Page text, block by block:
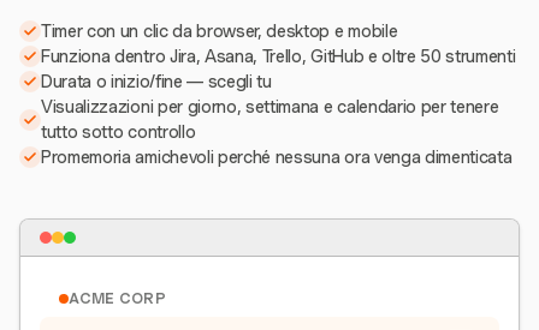
Timer con un clic da browser, desktop e mobile
Funziona dentro Jira, Asana, Trello, GitHub e oltre 50 strumenti
Durata o inizio/fine — scegli tu
Visualizzazioni per giorno, settimana e calendario per tenere
tutto sotto controllo
Promemoria amichevoli perché nessuna ora venga dimenticata
ACME CORP